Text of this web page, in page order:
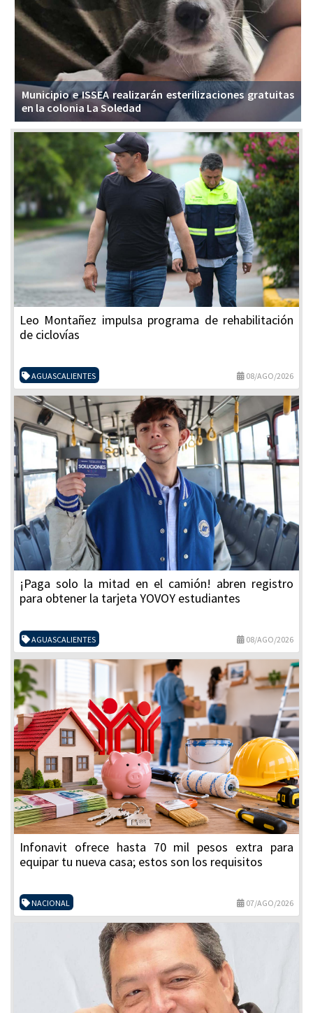
Municipio e ISSEA realizarán esterilizaciones gratuitas
en la colonia La Soledad
Leo Montañez impulsa programa de rehabilitación
de ciclovías
AGUASCALIENTES 08/AGO/2026
¡Paga solo la mitad en el camión! abren registro
para obtener la tarjeta YOVOY estudiantes
AGUASCALIENTES 08/AGO/2026
Infonavit ofrece hasta 70 mil pesos extra para
equipar tu nueva casa; estos son los requisitos
NACIONAL 07/AGO/2026